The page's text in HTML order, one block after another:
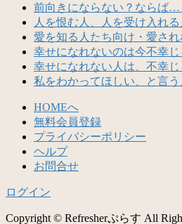
前向きにならない？ならば…
人を恨む人、人を受け入れ
愛を知る人たち向け・愛さ
幸せになれないのは今不幸
幸せになれない人は、不幸
私をわかってほしい、と言
HOMEへ
無料会員登録
プライバシーポリシー
ヘルプ
お問合せ
ログイン
Copyright © Refresherぷらす All